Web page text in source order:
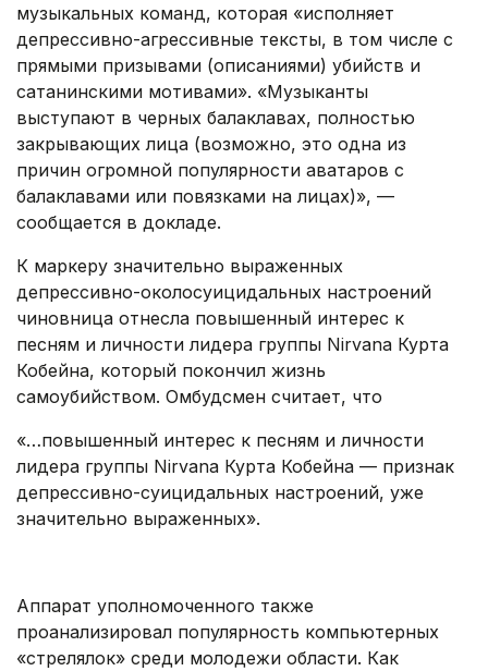
музыкальных команд, которая «исполняет
депрессивно-агрессивные тексты, в том числе с
прямыми призывами (описаниями) убийств и
сатанинскими мотивами». «Музыканты
выступают в черных балаклавах, полностью
закрывающих лица (возможно, это одна из
причин огромной популярности аватаров с
балаклавами или повязками на лицах)», —
сообщается в докладе.
К маркеру значительно выраженных
депрессивно-околосуицидальных настроений
чиновница отнесла повышенный интерес к
песням и личности лидера группы Nirvana Курта
Кобейна, который покончил жизнь
самоубийством. Омбудсмен считает, что
«…повышенный интерес к песням и личности
лидера группы Nirvana Курта Кобейна — признак
депрессивно-суицидальных настроений, уже
значительно выраженных».
Аппарат уполномоченного также
проанализировал популярность компьютерных
«стрелялок» среди молодежи области. Как